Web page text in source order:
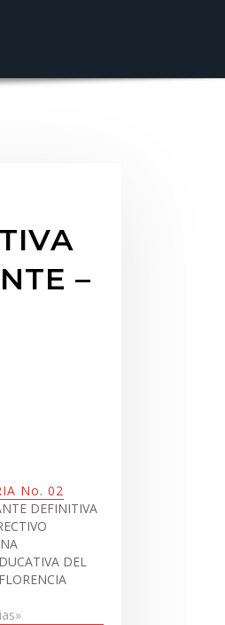
–
No. 02
DEFINITIVA
DEL
No.-02-DD-